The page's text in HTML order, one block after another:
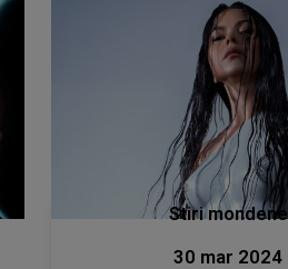
Stiri mondene
30 mar 2024